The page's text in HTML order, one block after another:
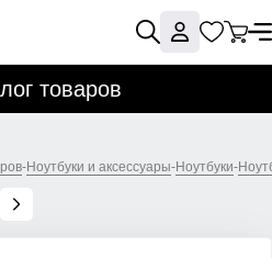
товаров
-Ноутбуки и аксессуары-Ноутбуки-